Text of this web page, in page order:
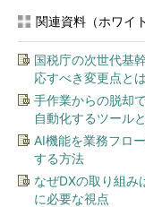
関連資料（ホワイ
国税庁の次世代基
応すべき変更点と
手作業からの脱却
自動化するツール
AI機能を業務フロ
する方法
なぜDXの取り組み
に必要な視点